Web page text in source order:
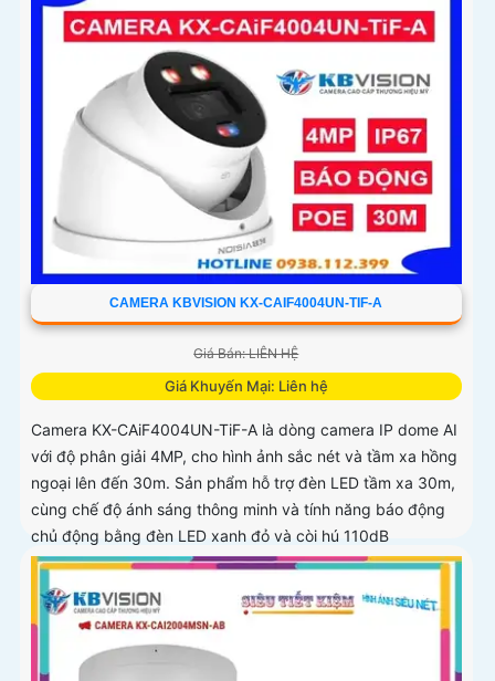
CAMERA KBVISION KX-CAIF4004UN-TIF-A
Giá Bán: LIÊN HỆ
Giá Khuyến Mại: Liên hệ
Camera KX-CAiF4004UN-TiF-A là dòng camera IP dome AI
với độ phân giải 4MP, cho hình ảnh sắc nét và tầm xa hồng
ngoại lên đến 30m. Sản phẩm hỗ trợ đèn LED tầm xa 30m,
cùng chế độ ánh sáng thông minh và tính năng báo động
chủ động bằng đèn LED xanh đỏ và còi hú 110dB